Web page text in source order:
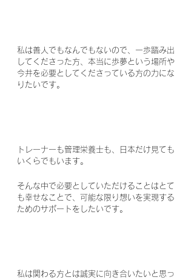
私は善人でもなんでもないので、一歩踏み出
してくださった方、本当に歩夢という場所や
今井を必要としてくださっている方の力にな
りたいです。
トレーナーも管理栄養士も、日本だけ見ても
いくらでもいます。
そんな中で必要としていただけることはとて
も幸せなことで、可能な限り想いを実現する
ためのサポートをしたいです。
私は関わる方とは誠実に向き合いたいと思っ